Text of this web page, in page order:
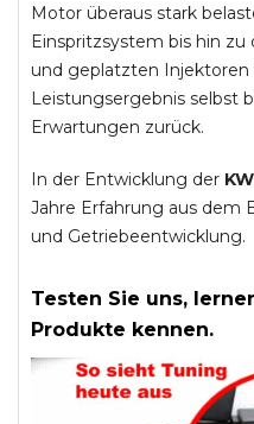
Motor überaus stark
Einspritzsystem bis hin
und geplatzten Injektoren
Leistungsergebnis selbst
Erwartungen zurück.
In der Entwicklung der
Jahre Erfahrung aus dem
und Getriebeentwicklung.
Testen Sie uns,
Produkte kennen.